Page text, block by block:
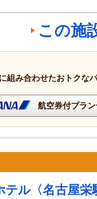
この施
組み合わせたおトクな
航空券付プラ
テル〈名古屋栄